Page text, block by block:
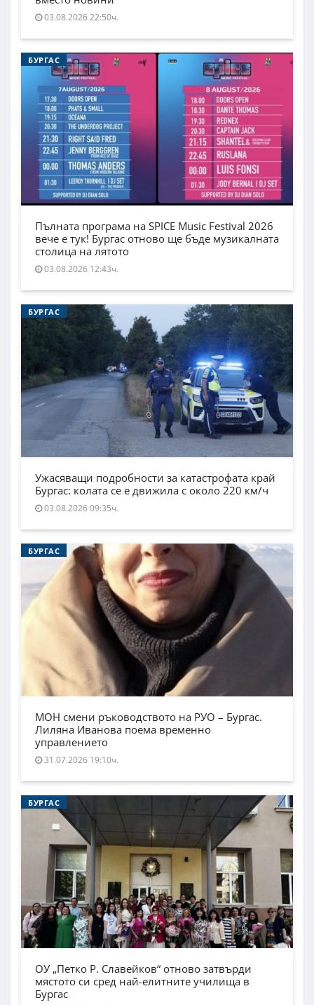
03.08.2026 22:50ч.
БУРГАС
Пълната програма на SPICE Music Festival 2026
вече е тук! Бургас отново ще бъде музикалната
столица на лятото
03.08.2026 12:43ч.
БУРГАС
Ужасяващи подробности за катастрофата край
Бургас: колата се е движила с около 220 км/ч
03.08.2026 09:35ч.
БУРГАС
МОН смени ръководството на РУО – Бургас.
Лиляна Иванова поема временно
управлението
31.07.2026 19:10ч.
БУРГАС
ОУ „Петко Р. Славейков“ отново затвърди
мястото си сред най-елитните училища в
Бургас